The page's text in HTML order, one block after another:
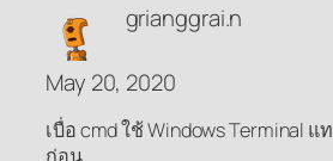
grianggrai.n
May 20, 2020
เบื่อ cmd ใช้ Windows Terminal